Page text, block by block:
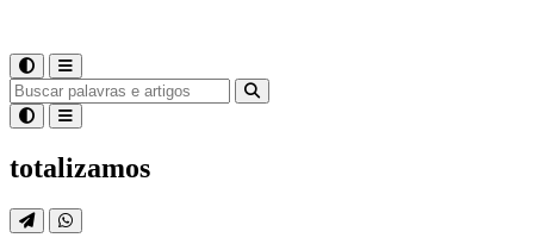
totalizamos